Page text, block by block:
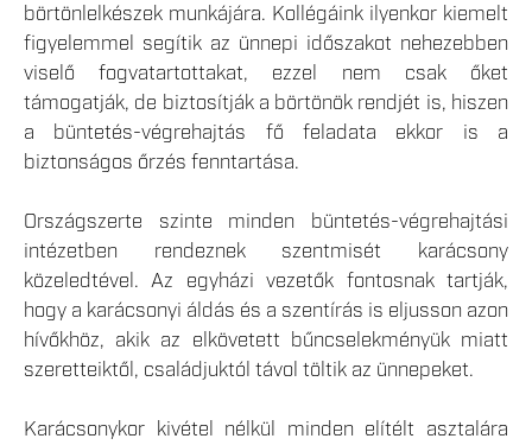
börtönlelkészek munkájára. Kollégáink ilyenkor kiemelt
figyelemmel segítik az ünnepi időszakot nehezebben
viselő fogvatartottakat, ezzel nem csak őket
támogatják, de biztosítják a börtönök rendjét is, hiszen
a büntetés-végrehajtás fő feladata ekkor is a
biztonságos őrzés fenntartása.
Országszerte szinte minden büntetés-végrehajtási
intézetben rendeznek szentmisét karácsony
közeledtével. Az egyházi vezetők fontosnak tartják,
hogy a karácsonyi áldás és a szentírás is eljusson azon
hívőkhöz, akik az elkövetett bűncselekményük miatt
szeretteiktől, családjuktól távol töltik az ünnepeket.
Karácsonykor kivétel nélkül minden elítélt asztalára